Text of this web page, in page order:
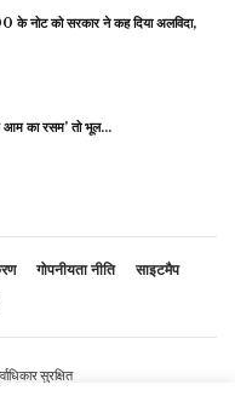
को सरकार ने कह दिया अलविदा,
आम का रसम’ तो भूल…
गोपनीयता नीति
साइटमैप
सुरक्षित